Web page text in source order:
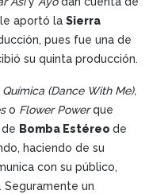
aportó la Sierra
pues fue una de
su quinta producción.
Química (Dance With Me),
o Flower Powerque
Bomba Estéreo de
haciendo de su
con su público,
Seguramente un